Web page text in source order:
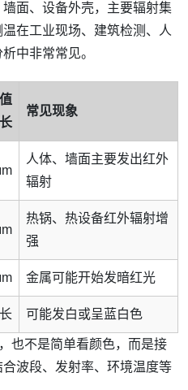
面、设备外壳，主要辐射集
在工业现场、建筑检测、人
中非常常见。
常见现象
人体、墙面主要发出红外
辐射
热锅、热设备红外辐射增
强
金属可能开始发暗红光
可能发白或呈蓝白色
也不是简单看颜色，而是接
波段、发射率、环境温度等